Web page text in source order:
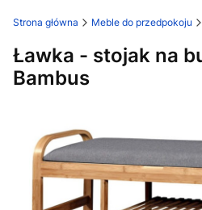
Strona główna Meble do przedpokoju
Ławka - stojak na
Bambus